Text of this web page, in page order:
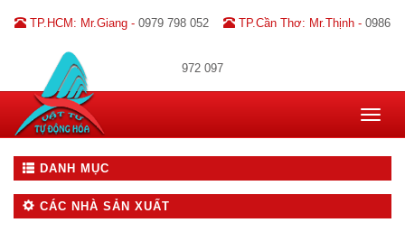
TP.HCM: Mr.Giang - 0979 798 052 TP.Cần Thơ: Mr.Thịnh - 0986
972 097
Toggle
DANH MỤC
CÁC NHÀ SẢN XUẤT